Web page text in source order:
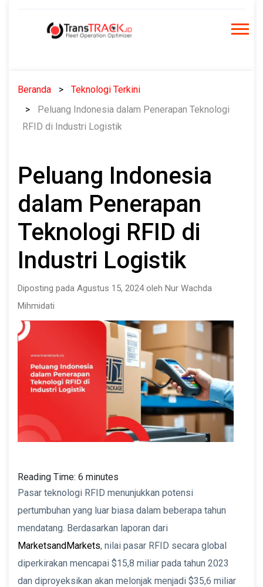
Beranda
Teknologi Terkini
Peluang Indonesia dalam Penerapan Teknologi
RFID di Industri Logistik
Peluang Indonesia
dalam Penerapan
Teknologi RFID di
Industri Logistik
Diposting pada Agustus 15, 2024 oleh Nur Wachda
Mihmidati
Reading Time: 6 minutes
Pasar teknologi RFID menunjukkan potensi
pertumbuhan yang luar biasa dalam beberapa tahun
mendatang. Berdasarkan laporan dari
MarketsandMarkets, nilai pasar RFID secara global
diperkirakan mencapai $15,8 miliar pada tahun 2023
dan diproyeksikan akan melonjak menjadi $35,6 miliar